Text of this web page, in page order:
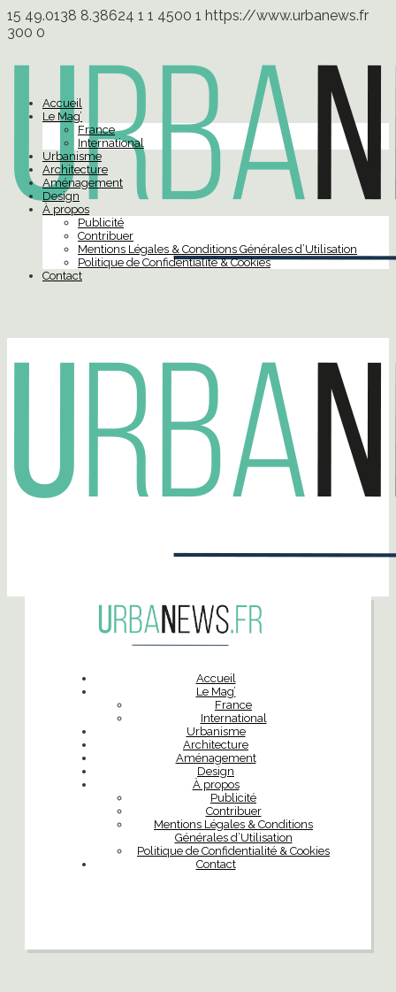
15 49.0138 8.38624 1 1 4500 1 https://www.urbanews.fr
300 0
Accueil
Le Mag’
France
International
Urbanisme
Architecture
Aménagement
Design
À propos
Publicité
Contribuer
Mentions Légales & Conditions Générales d’Utilisation
Politique de Confidentialité & Cookies
Contact
Accueil
Le Mag’
France
International
Urbanisme
Architecture
Aménagement
Design
À propos
Publicité
Contribuer
Mentions Légales & Conditions
Générales d’Utilisation
Politique de Confidentialité & Cookies
Contact